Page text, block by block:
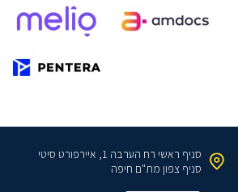
סניף ראשי רח הערבה 1, איירפורט סיטי
סניף צפון מת"ם חיפה